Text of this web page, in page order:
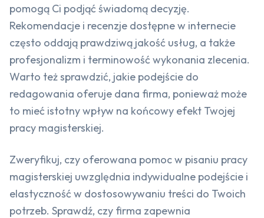
pomogą Ci podjąć świadomą decyzję.
Rekomendacje i recenzje dostępne w internecie
często oddają prawdziwą jakość usług, a także
profesjonalizm i terminowość wykonania zlecenia.
Warto też sprawdzić, jakie podejście do
redagowania oferuje dana firma, ponieważ może
to mieć istotny wpływ na końcowy efekt Twojej
pracy magisterskiej.
Zweryfikuj, czy oferowana pomoc w pisaniu pracy
magisterskiej uwzględnia indywidualne podejście i
elastyczność w dostosowywaniu treści do Twoich
potrzeb. Sprawdź, czy firma zapewnia